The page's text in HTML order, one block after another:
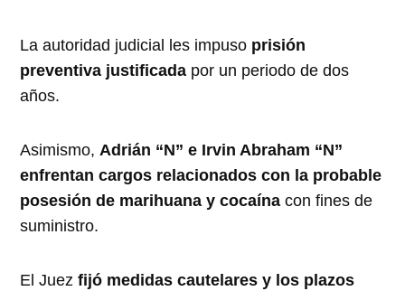
La autoridad judicial les impuso prisión
preventiva justificada por un periodo de dos
años.
Asimismo,Adrián “N” e Irvin Abraham “N”
enfrentan cargos relacionados con la probable
posesión de marihuana y cocaína con fines de
suministro.
El Juezfijó medidas cautelares y los plazos